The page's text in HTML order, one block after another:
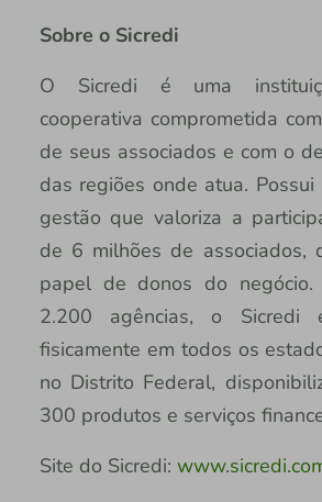
Sobre o Sicredi
O Sicredi é uma
cooperativa comprometida
de seus associados e com o
das regiões onde atua.
gestão que valoriza a
de 6 milhões de associados,
papel de donos do negócio.
2.200 agências, o Sicredi
fisicamente em todos os
no Distrito Federal,
300 produtos e serviços
Site do Sicredi: